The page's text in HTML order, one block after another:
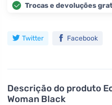
Descrição do produto
Woman Black
Trocas e devoluções
Twitter Facebook